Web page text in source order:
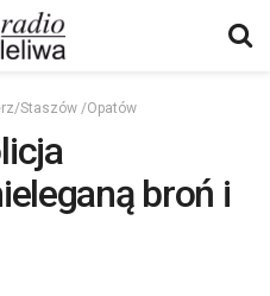
Staszów /Opatów
broń i